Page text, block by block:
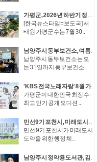
가평군, 2026년 하반기 정기인사..장석조 경제산업국장, 최희용·김성재 5급 사무관승진
[한국뉴스타임=보도국] 서
태원 가평군수는 7월 30..
남양주시 동부보건소, 여름방학 맞아 ‘우리 동네 꼬마 정약용 : 동부 가족 원정대’ 운영
남양주시 동부보건소는 오
는 31일까지 동부보건소..
'KBS 전국노래자랑' 8월 가평군 청평에서 열린다!
가평군이 대한민국 최장수·
최고 인기 공개 오디션 ..
민선9기 포천시, 미래도시 도약을 위한 조직개편 단행
민선 9기 포천시가 미래도시
도약을 위한 행정 체..
남양주시 정약용도서관, 김상균 교수 초청 8월 인문학 강연 개최